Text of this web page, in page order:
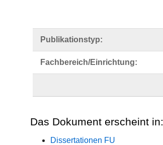
Publikationstyp:
Fachbereich/Einrichtung:
Das Dokument erscheint in:
Dissertationen FU